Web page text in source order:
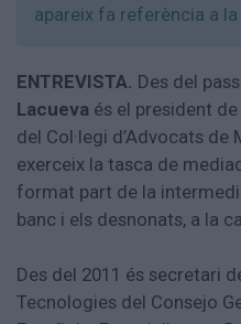
Premis Oleguer Bisbal
apareix fa referència a
ENTREVISTA. Des del
Lacueva és el president
del Col·legi d’Advocats de
exerceix la tasca de
format part de la
banc i els desnonats, a la
Des del 2011 és secretari
Tecnologies del Consejo